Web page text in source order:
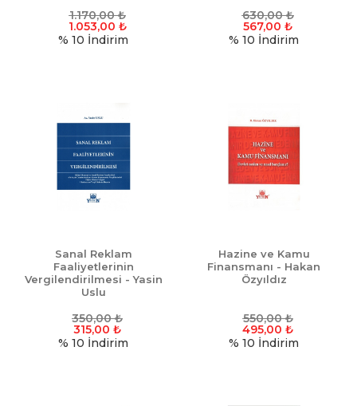
1.170,00₺
1.053,00 ₺
% 10 İndirim
630,00₺
567,00 ₺
% 10 İndirim
Sanal Reklam
Faaliyetlerinin
Vergilendirilmesi - Yasin
Uslu
350,00₺
315,00 ₺
% 10 İndirim
Hazine ve Kamu
Finansmanı - Hakan
Özyıldız
550,00₺
495,00 ₺
% 10 İndirim